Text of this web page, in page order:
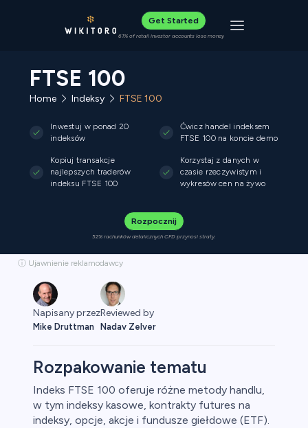
Get Started
61% of retail investor accounts lose money Toggle
FTSE 100
Home Indeksy FTSE 100
Inwestuj w ponad 20
indeksów
Ćwicz handel indeksem
FTSE 100 na koncie demo
Kopiuj transakcje
najlepszych traderów
indeksu FTSE 100
Korzystaj z danych w
czasie rzeczywistym i
wykresów cen na żywo
Rozpocznij
52% rachunków detalicznych CFD przynosi straty.
ⓘ Ujawnienie reklamodawcy
Napisany przez
Mike Druttman
Reviewed by
Nadav Zelver
Rozpakowanie tematu
Indeks FTSE 100 oferuje różne metody handlu,
w tym indeksy kasowe, kontrakty futures na
indeksy, opcje, akcje i fundusze giełdowe (ETF).